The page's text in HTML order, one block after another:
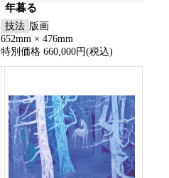
年暮る
技法 版画
652mm × 476mm
特別価格 660,000円(税込)